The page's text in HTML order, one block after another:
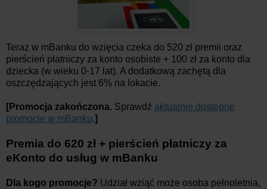
Teraz w mBanku do wzięcia czeka do 520 zł premii oraz
pierścień płatniczy za konto osobiste + 100 zł za konto dla
dziecka (w wieku 0-17 lat). A dodatkową zachętą dla
oszczędzających jest 6% na lokacie.
[Promocja zakończona. Sprawdź aktualnie dostępne
promocje w mBanku.]
Premia do 620 zł + pierścień płatniczy za
eKonto do usług w mBanku
Dla kogo promocje? Udział wziąć może osoba pełnoletnia,